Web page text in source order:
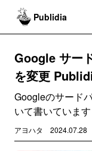
Publidia
Google サー
を変更
Googleのサード
いて書いています
アヨハタ 2024.07.28